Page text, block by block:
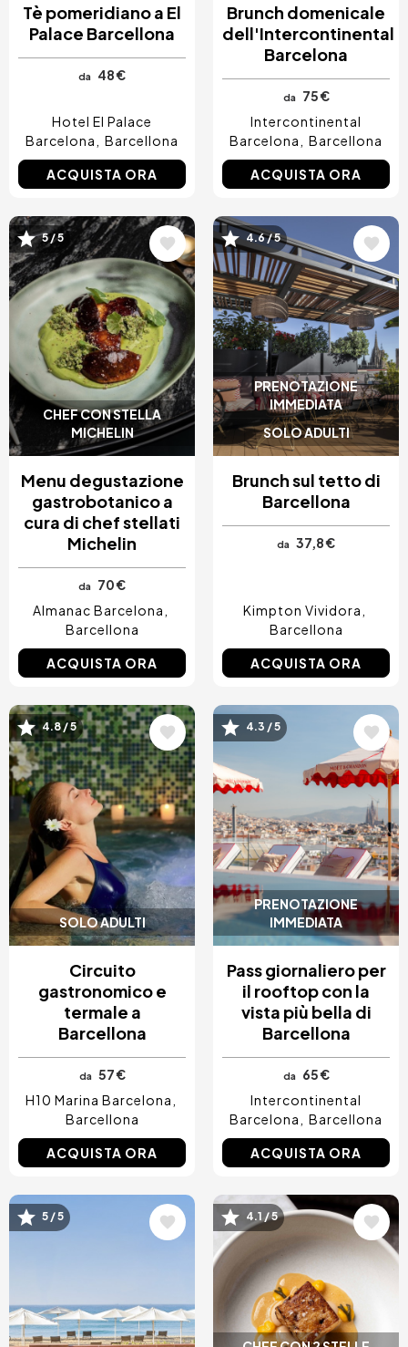
Tè pomeridiano a El
Palace Barcellona
da 48 €
Hotel El Palace
Barcelona
Barcellona
ACQUISTA ORA
Brunch domenicale
dell'Intercontinental
Barcelona
da
75 €
Intercontinental
Barcelona
Barcellona
ACQUISTA ORA
CHEF CON STELLA
MICHELIN
Immagine
5 / 5
Menu degustazione
gastrobotanico a
cura di chef stellati
Michelin
da
70 €
Almanac Barcelona
Barcellona
ACQUISTA ORA
PRENOTAZIONE
IMMEDIATA
SOLO ADULTI
Immagine
4.6 / 5
Brunch sul tetto di
Barcellona
da 37,8 €
Kimpton Vividora
Barcellona
ACQUISTA ORA
SOLO ADULTI
Immagine
4.8 / 5
Circuito
gastronomico e
termale a
Barcellona
da 57 €
H10 Marina Barcelona
Barcellona
ACQUISTA ORA
PRENOTAZIONE
IMMEDIATA
Immagine
4.3 / 5
Pass giornaliero per
il rooftop con la
vista più bella di
Barcellona
da
65 €
Intercontinental
Barcelona
Barcellona
ACQUISTA ORA
Immagine
5 / 5 Immagine
4.1 / 5